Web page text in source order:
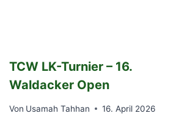
TCW LK-Turnier – 16.
Waldacker Open
Von Usamah Tahhan 16. April 2026